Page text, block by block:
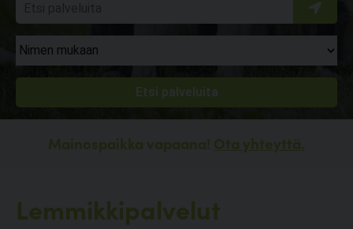
Mainospaikka vapaana! Ota yhteyttä.
Lemmikkipalvelut